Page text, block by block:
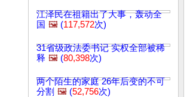
江泽民在祖籍出了大事，轰动全
国 🖼️ (117,572次)
31省级政法委书记 实权全部被稀
释 🖼️ (80,398次)
两个陌生的家庭 26年后变的不可
分割 🖼️ (52,756次)